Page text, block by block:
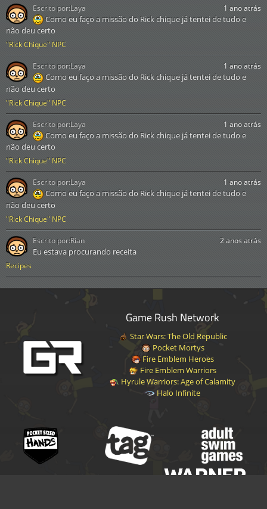
"Rick Chique" NPC
1 ano atrás
Como eu faço a missão do Rick chique já tentei de tudo e
não deu certo
Escrito por:Laya
"Rick Chique" NPC
1 ano atrás
Como eu faço a missão do Rick chique já tentei de tudo e
não deu certo
Escrito por:Laya
"Rick Chique" NPC
1 ano atrás
Como eu faço a missão do Rick chique já tentei de tudo e
não deu certo
Escrito por:Laya
"Rick Chique" NPC
1 ano atrás
Como eu faço a missão do Rick chique já tentei de tudo e
não deu certo
Escrito por:Laya
Recipes
2 anos atrás
Eu estava procurando receita
Escrito por:Rian
Game Rush Network
Star Wars: The Old Republic
Pocket Mortys
Fire Emblem Heroes
Fire Emblem Warriors
Hyrule Warriors: Age of Calamity
Halo Infinite